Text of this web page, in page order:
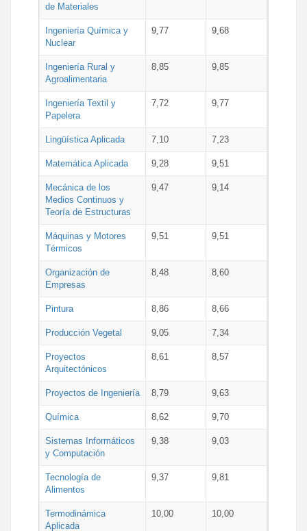
de Materiales
Ingeniería Química y
Nuclear
9,77 9,68
Ingeniería Rural y
Agroalimentaria
8,85 9,85
Ingeniería Textil y
Papelera
7,72 9,77
Lingüística Aplicada 7,10 7,23
Matemática Aplicada 9,28 9,51
Mecánica de los
Medios Continuos y
Teoría de Estructuras
9,47 9,14
Máquinas y Motores
Térmicos
9,51 9,51
Organización de
Empresas
8,48 8,60
Pintura 8,86 8,66
Producción Vegetal 9,05 7,34
Proyectos
Arquitectónicos
8,61 8,57
Proyectos de Ingeniería 8,79 9,63
Química 8,62 9,70
Sistemas Informáticos
y Computación
9,38 9,03
Tecnología de
Alimentos
9,37 9,81
Termodinámica
Aplicada
10,00 10,00